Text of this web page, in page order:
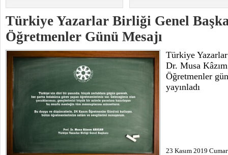
Türkiye Yazarlar Birliği Genel
Öğretmenler Günü Mesajı
Türkiye
Dr. Musa
Öğretmenler
yayınladı
23 Kasım 2019